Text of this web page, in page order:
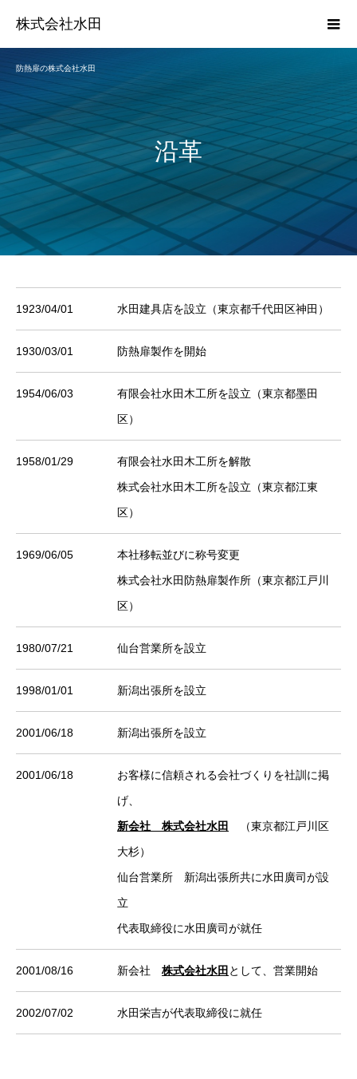
株式会社水田
防熱扉の株式会社水田
沿革
1923/04/01 水田建具店を設立（東京都千代田区神田）
1930/03/01 防熱扉製作を開始
1954/06/03
有限会社水田木工所を設立（東京都墨田
区）
1958/01/29
有限会社水田木工所を解散
株式会社水田木工所を設立（東京都江東
区）
1969/06/05
本社移転並びに称号変更
株式会社水田防熱扉製作所（東京都江戸川
区）
1980/07/21 仙台営業所を設立
1998/01/01 新潟出張所を設立
2001/06/18 新潟出張所を設立
2001/06/18
お客様に信頼される会社づくりを社訓に掲
げ、
新会社 株式会社水田
（東京都江戸川区
大杉）
仙台営業所 新潟出張所共に水田廣司が設
立
代表取締役に水田廣司が就任
2001/08/16 新会社 株式会社水田 として、営業開始
2002/07/02 水田栄吉が代表取締役に就任